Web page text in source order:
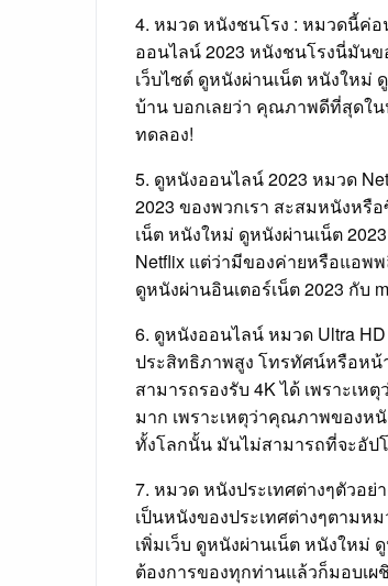
4. หมวด หนังชนโรง : หมวดนี้ค่
ออนไลน์ 2023 หนังชนโรงนี่มันข
เว็บไซต์ ดูหนังผ่านเน็ต หนังใหม่
บ้าน บอกเลยว่า คุณภาพดีที่สุดใน
ทดลอง!
5. ดูหนังออนไลน์ 2023 หมวด
2023 ของพวกเรา สะสมหนังหรื
เน็ต หนังใหม่ ดูหนังผ่านเน็ต
Netflix แต่ว่ามีของค่ายหรือแอพ
ดูหนังผ่านอินเตอร์เน็ต 2023 กับ
6. ดูหนังออนไลน์ หมวด Ultra
ประสิทธิภาพสูง โทรทัศน์หรือห
สามารถรองรับ 4K ได้ เพราะเห
มาก เพราะเหตุว่าคุณภาพของห
ทั้งโลกนั้น มันไม่สามารถที่จะอัป
7. หมวด หนังประเทศต่างๆตัวอย่
เป็นหนังของประเทศต่างๆตามห
เพิ่มเว็บ ดูหนังผ่านเน็ต หนังใหม่
ต้องการของทุกท่านแล้วก็มอบเ